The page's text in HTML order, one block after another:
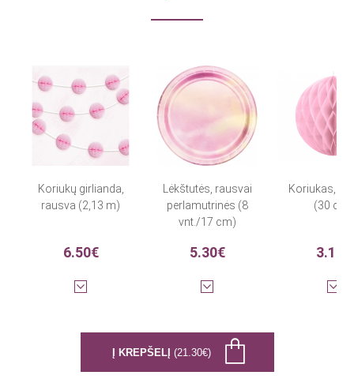
Koriukų girlianda,
rausva (2,13 m)
6.50€
Lėkštutės, rausvai
perlamutrinės (8
vnt./17 cm)
5.30€
Koriukas,
(30 cm)
3.10€
Į KREPŠELĮ (21.30€)